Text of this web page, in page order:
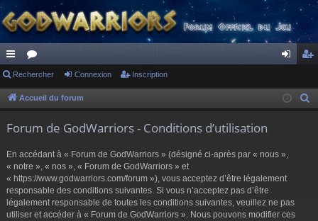
ac
co
s
or
u ne cri
Rechercher Connexion Inscription
Accueil du forum
Forum de GodWarriors - Conditions d’utilisation
En accédant à « Forum de GodWarriors » (désigné ci-après par « nous »,
« notre », « nos », « Forum de GodWarriors » et
« https://www.godwarriors.com/forum »), vous acceptez d’être légalement
responsable des conditions suivantes. Si vous n’acceptez pas d’être
légalement responsable de toutes les conditions suivantes, veuillez ne pas
utiliser et accéder à « Forum de GodWarriors ». Nous pouvons modifier ces